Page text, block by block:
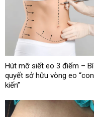
Hút mỡ siết eo 3 điểm – Bí
quyết sở hữu vòng eo “con
kiến”